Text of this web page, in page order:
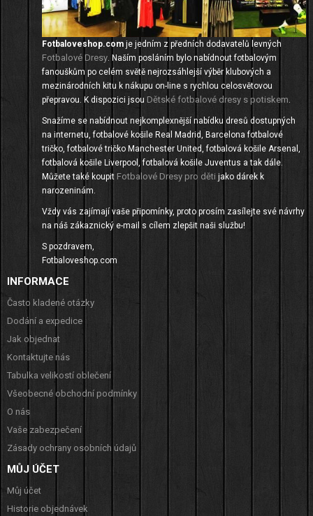
Fotbaloveshop.com je jedním z předních dodavatelů levných
Fotbalové Dresy. Naším posláním bylo nabídnout fotbalovým
fanouškům po celém světě nejrozsáhlejší výběr klubových a
mezinárodních kitu k nákupu on-line s rychlou celosvětovou
přepravou. K dispozici jsou Dětské fotbalové dresy s potiskem.
Snažíme se nabídnout nejkomplexnější nabídku dresů dostupných
na internetu, fotbalové košile Real Madrid, Barcelona fotbalové
tričko, fotbalové tričko Manchester United, fotbalová košile Arsenal,
fotbalová košile Liverpool, fotbalová košile Juventus a tak dále.
Můžete také koupit Fotbalové Dresy pro děti jako dárek k
narozeninám.
Vždy vás zajímají vaše připomínky, proto prosím zasílejte své návrhy
na náš zákaznický e-mail s cílem zlepšit naši službu!
S pozdravem,
Fotbaloveshop.com
INFORMACE
Často kladené otázky
Dodání a expedice
Jak objednat
Kontaktujte nás
Tabulka velikostí oblečení
Všeobecné obchodní podmínky
O nás
Vaše zabezpečení
Zásady ochrany osobních údajů
MŮJ ÚČET
Můj účet
Historie objednávek